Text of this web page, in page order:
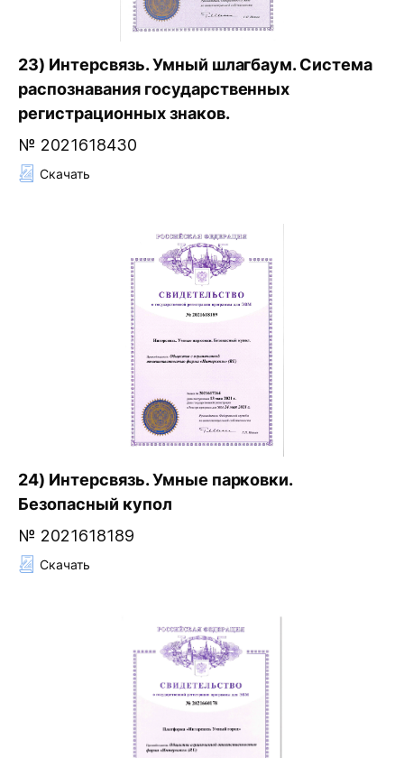
23) Интерсвязь. Умный шлагбаум. Система
распознавания государственных
регистрационных знаков.
№ 2021618430
Скачать
24) Интерсвязь. Умные парковки.
Безопасный купол
№ 2021618189
Скачать